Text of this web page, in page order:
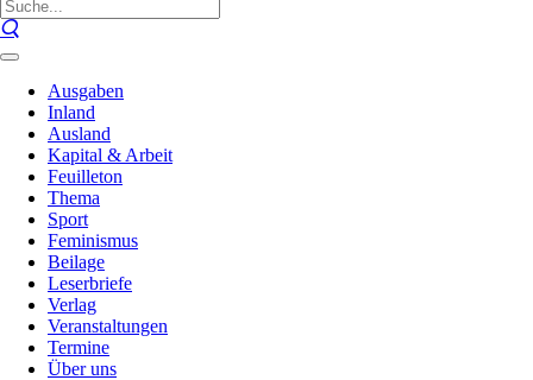
Ausgaben
Inland
Ausland
Kapital & Arbeit
Feuilleton
Thema
Sport
Feminismus
Beilage
Leserbriefe
Verlag
Veranstaltungen
Termine
Über uns